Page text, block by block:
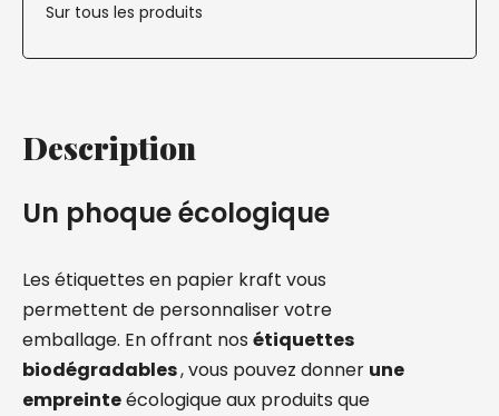
Sur tous les produits
Description
Un phoque écologique
Les étiquettes en papier kraft vous
permettent de personnaliser votre
emballage. En offrant nos étiquettes
biodégradables, vous pouvez donner une
empreinteécologique aux produits que